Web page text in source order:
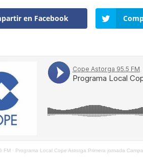
en Facebook
FM · Programa Local Cope Astorga Primera jornada